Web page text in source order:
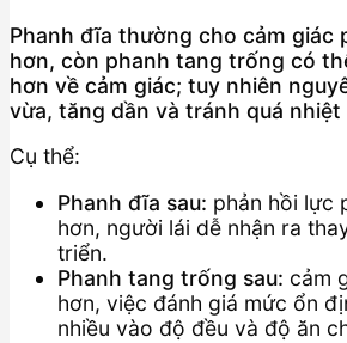
Phanh đĩa thường cho cảm giác
hơn, còn phanh tang trống có
hơn về cảm giác; tuy nhiên
vừa, tăng dần và tránh quá nhiệt
Cụ thể:
Phanh đĩa sau: phản hồi lực
hơn, người lái dễ nhận ra
triển.
Phanh tang trống sau: cảm
hơn, việc đánh giá mức ổn
nhiều vào độ đều và độ ăn